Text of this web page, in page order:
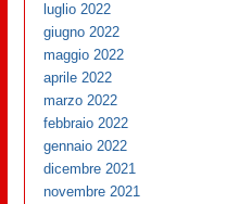
luglio 2022
giugno 2022
maggio 2022
aprile 2022
marzo 2022
febbraio 2022
gennaio 2022
dicembre 2021
novembre 2021